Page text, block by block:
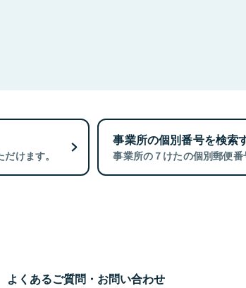
けます。
事業所の個別番号を検索
事業所の７けたの個別郵便番
よくあるご質問・お問い合わせ